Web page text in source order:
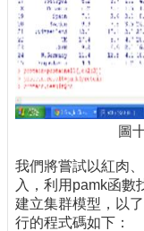
圖
我們將嘗試以紅肉
入，利用pamk函數
建立集群模型，以
行的程式碼如下：